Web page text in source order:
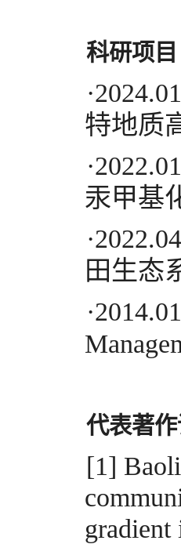
科研项目
·
特地质
·
汞甲基
·
田生态
·
代表著
[1]
gradient